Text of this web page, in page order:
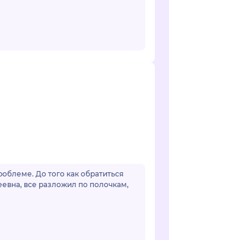
До того как обратиться
все разложил по полочкам,